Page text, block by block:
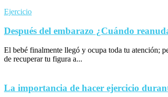
Ejercicio
Después del embarazo ¿Cuándo
El bebé finalmente llegó y ocupa toda tu atención;
de recuperar tu figura a...
La importancia de hacer ejercicio